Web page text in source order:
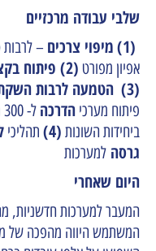
שלבי עבודה מרכזיים
(1)
מיפוי צרכים – לרבות
אפיון מפורט (2) פיתוח בקצבי עבודה מהירים
(3)
הטמעה לרבות
פיתוח מערכי הדרכה
ביחידות השונות (4) תהליכי
גרסה למערכות
היום שאחרי
המעבר למערכות חדשניות,
המשתמש היווה מהפכה של